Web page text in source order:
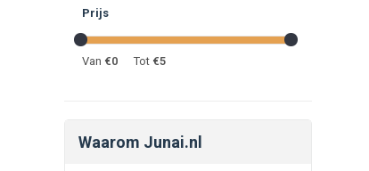
Prijs
Van €0 Tot €5
Waarom Junai.nl